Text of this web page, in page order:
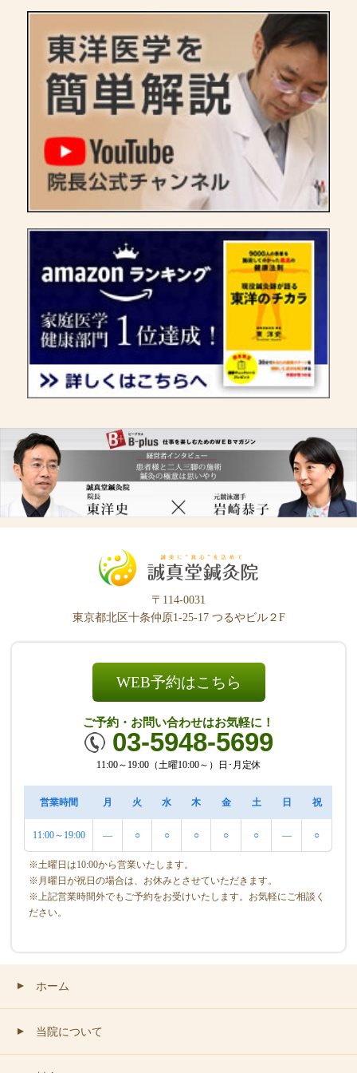
〒114-0031
東京都北区十条仲原1-25-17 つるやビル２F
WEB予約はこちら
ご予約・お問い合わせはお気軽に！
03-5948-5699
11:00～19:00（土曜10:00～）日･月定休
営業時間 月 火 水 木 金 土 日 祝
11:00～19:00 ― ○ ○ ○ ○ ○ ― ○
※土曜日は10:00から営業いたします。
※月曜日が祝日の場合は、お休みとさせていただきます。
※上記営業時間外でもご予約をお受けいたします。お気軽にご相談く
ださい。
▲ ホーム
▲ 当院について